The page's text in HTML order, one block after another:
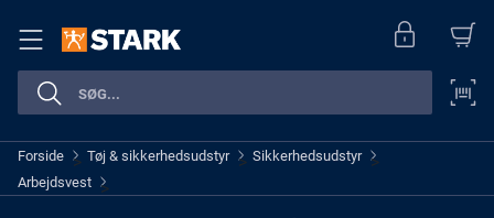
Forside > Tøj & sikkerhedsudstyr > Sikkerhedsudstyr >
Arbejdsvest >